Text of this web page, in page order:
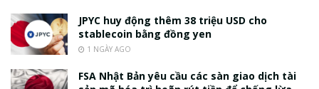
JPYC huy động thêm 38 triệu USD cho
stablecoin bằng đồng yen
1 NGÀY AGO
FSA Nhật Bản yêu cầu các sàn giao dịch tài